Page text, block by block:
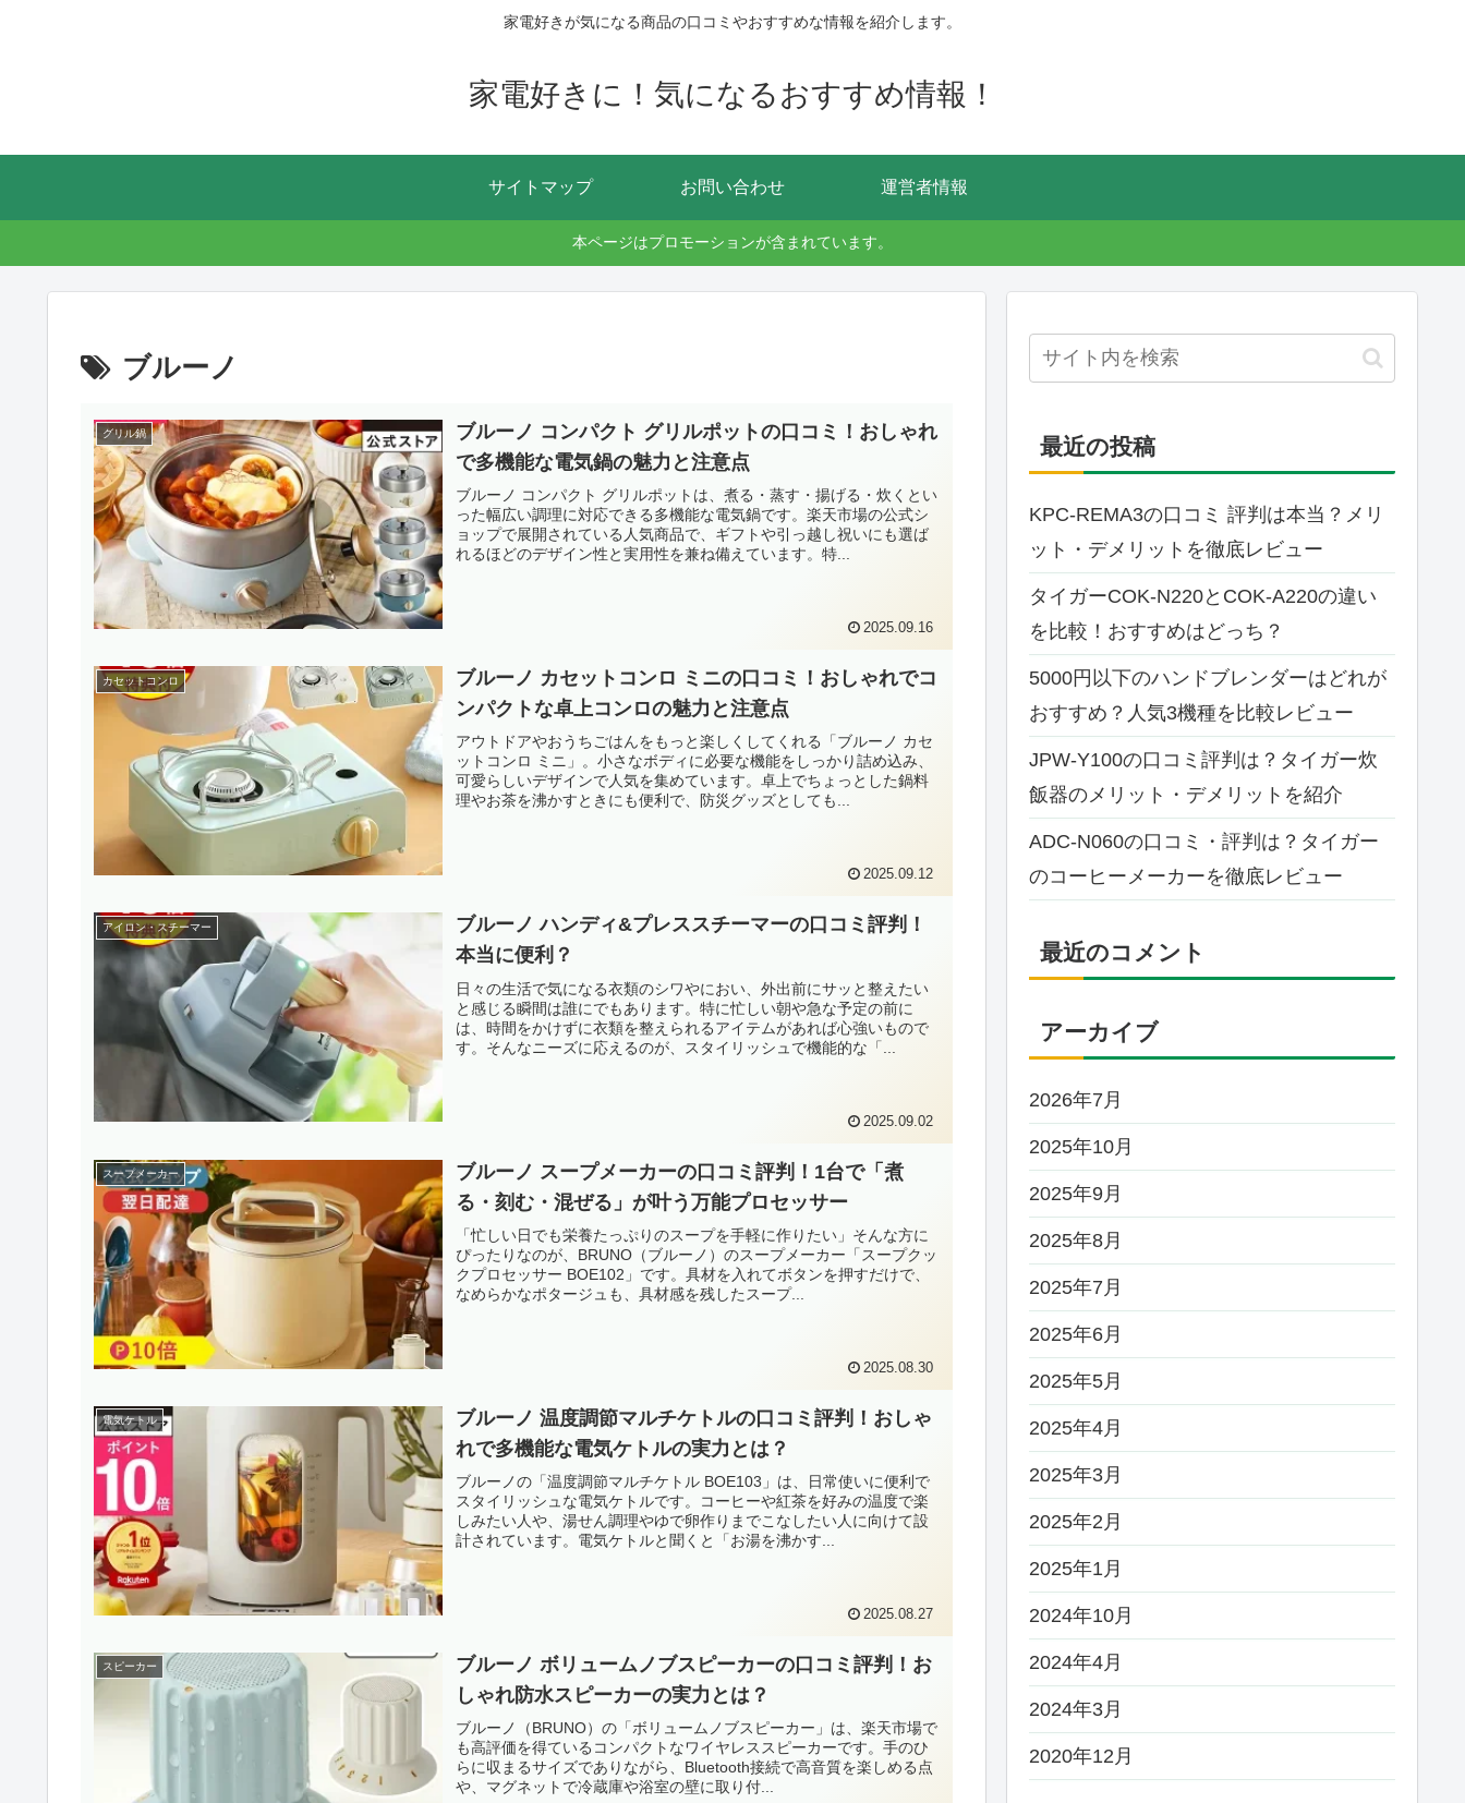
家電好きが気になる商品の口コミやおすすめな情報を紹介します。
家電好きに！気になるおすすめ情報！
サイトマップ お問い合わせ 運営者情報
本ページはプロモーションが含まれています。
ブルーノ
グリル鍋
ブルーノ コンパクト グリルポットの口コミ！おしゃれ
で多機能な電気鍋の魅力と注意点
ブルーノ コンパクト グリルポットは、煮る・蒸す・揚げる・炊くとい
った幅広い調理に対応できる多機能な電気鍋です。楽天市場の公式シ
ョップで展開されている人気商品で、ギフトや引っ越し祝いにも選ば
れるほどのデザイン性と実用性を兼ね備えています。特...
2025.09.16
カセットコンロ
ブルーノ カセットコンロ ミニの口コミ！おしゃれでコ
ンパクトな卓上コンロの魅力と注意点
アウトドアやおうちごはんをもっと楽しくしてくれる「ブルーノ カセ
ットコンロ ミニ」。小さなボディに必要な機能をしっかり詰め込み、
可愛らしいデザインで人気を集めています。卓上でちょっとした鍋料
理やお茶を沸かすときにも便利で、防災グッズとしても...
2025.09.12
アイロン・スチーマー
ブルーノ ハンディ&プレススチーマーの口コミ評判！
本当に便利？
日々の生活で気になる衣類のシワやにおい、外出前にサッと整えたい
と感じる瞬間は誰にでもあります。特に忙しい朝や急な予定の前に
は、時間をかけずに衣類を整えられるアイテムがあれば心強いもので
す。そんなニーズに応えるのが、スタイリッシュで機能的な「...
2025.09.02
スープメーカー
ブルーノ スープメーカーの口コミ評判！1台で「煮
る・刻む・混ぜる」が叶う万能プロセッサー
「忙しい日でも栄養たっぷりのスープを手軽に作りたい」そんな方に
ぴったりなのが、BRUNO（ブルーノ）のスープメーカー「スープクッ
クプロセッサー BOE102」です。具材を入れてボタンを押すだけで、
なめらかなポタージュも、具材感を残したスープ...
2025.08.30
電気ケトル
ブルーノ 温度調節マルチケトルの口コミ評判！おしゃ
れで多機能な電気ケトルの実力とは？
ブルーノの「温度調節マルチケトル BOE103」は、日常使いに便利で
スタイリッシュな電気ケトルです。コーヒーや紅茶を好みの温度で楽
しみたい人や、湯せん調理やゆで卵作りまでこなしたい人に向けて設
計されています。電気ケトルと聞くと「お湯を沸かす...
2025.08.27
スピーカー
ブルーノ ボリュームノブスピーカーの口コミ評判！お
しゃれ防水スピーカーの実力とは？
ブルーノ（BRUNO）の「ボリュームノブスピーカー」は、楽天市場で
も高評価を得ているコンパクトなワイヤレススピーカーです。手のひ
らに収まるサイズでありながら、Bluetooth接続で高音質を楽しめる点
や、マグネットで冷蔵庫や浴室の壁に取り付...
最近の投稿
KPC-REMA3の口コミ 評判は本当？メリ
ット・デメリットを徹底レビュー
タイガーCOK-N220とCOK-A220の違い
を比較！おすすめはどっち？
5000円以下のハンドブレンダーはどれが
おすすめ？人気3機種を比較レビュー
JPW-Y100の口コミ評判は？タイガー炊
飯器のメリット・デメリットを紹介
ADC-N060の口コミ・評判は？タイガー
のコーヒーメーカーを徹底レビュー
最近のコメント
アーカイブ
2026年7月
2025年10月
2025年9月
2025年8月
2025年7月
2025年6月
2025年5月
2025年4月
2025年3月
2025年2月
2025年1月
2024年10月
2024年4月
2024年3月
2020年12月